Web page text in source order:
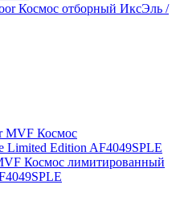
Космос отборный ИксЭль /
Космос лимитированный